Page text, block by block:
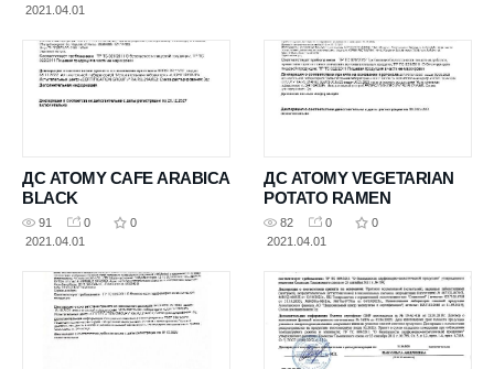
2021.04.01
ДС ATOMY CAFE ARABICA
BLACK
91 0
0
2021.04.01
ДС ATOMY VEGETARIAN
POTATO RAMEN
82 0
0
2021.04.01